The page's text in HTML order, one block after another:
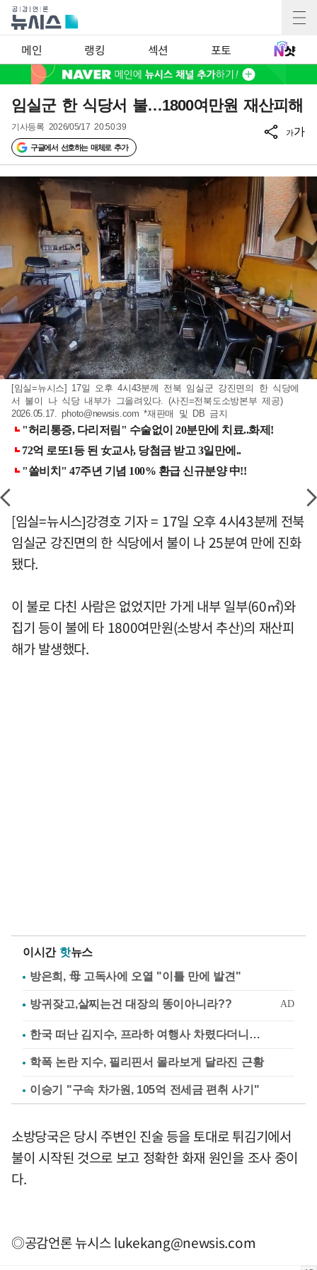
메인 랭킹 섹션 포토
임실군 한 식당서 불…1800여만원 재산피해
기사등록 2026/05/17 20:50:39
구글에서 선호하는 매체로 추가
가가
[임실=뉴시스] 17일 오후 4시43분께 전북 임실군 강진면의 한 식당에
서 불이 나 식당 내부가 그을려있다. (사진=전북도소방본부 제공)
2026.05.17.photo@newsis.com *재판매 및 DB 금지
[임실=뉴시스]강경호 기자 = 17일 오후 4시43분께 전북
임실군 강진면의 한 식당에서 불이 나 25분여 만에 진화
됐다.
이 불로 다친 사람은 없었지만 가게 내부 일부(60㎡)와
집기 등이 불에 타 1800여만원(소방서 추산)의 재산피
해가 발생했다.
이시간 핫뉴스
방은희, 母 고독사에 오열 "이틀 만에 발견"
한국 떠난 김지수, 프라하 여행사 차렸다더니…
학폭 논란 지수, 필리핀서 몰라보게 달라진 근황
이승기 "구속 차가원, 105억 전세금 편취 사기"
소방당국은 당시 주변인 진술 등을 토대로 튀김기에서
불이 시작된 것으로 보고 정확한 화재 원인을 조사 중이
다.
◎공감언론 뉴시스lukekang@newsis.com